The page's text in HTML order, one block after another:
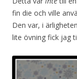
fin die och ville
Den var, i
lite övning fick jag